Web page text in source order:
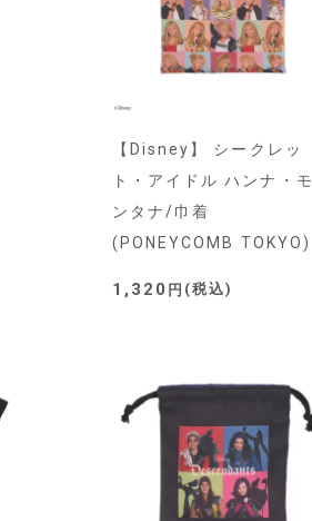
【Disney】 シークレッ
ト・アイドル ハンナ・モ
ンタナ/巾着
(PONEYCOMB TOKYO)
1,320 税込